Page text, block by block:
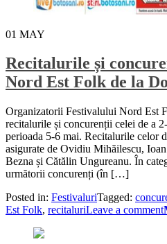
01 MAY
Recitalurile și
Nord Est Folk de la
Organizatorii Festivalului Nord Est
recitalurile și concurenții celei de a
perioada 5-6 mai. Recitalurile celor
asigurate de Ovidiu Mihăilescu,
Bezna și Cătălin Ungureanu. În
următorii concurenți (în […]
Posted in: FestivaluriTagged:
Est Folk, recitaluriLeave a comment